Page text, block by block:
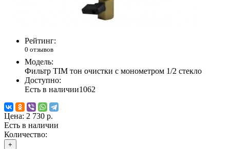
Рейтинг:
0 отзывов
Модель:
Фильтр TIM тон очистки с монометром 1/2 стекло
Доступно:
Есть в наличии1062
Цена: 2 730 р.
Есть в наличии
Количество:
+